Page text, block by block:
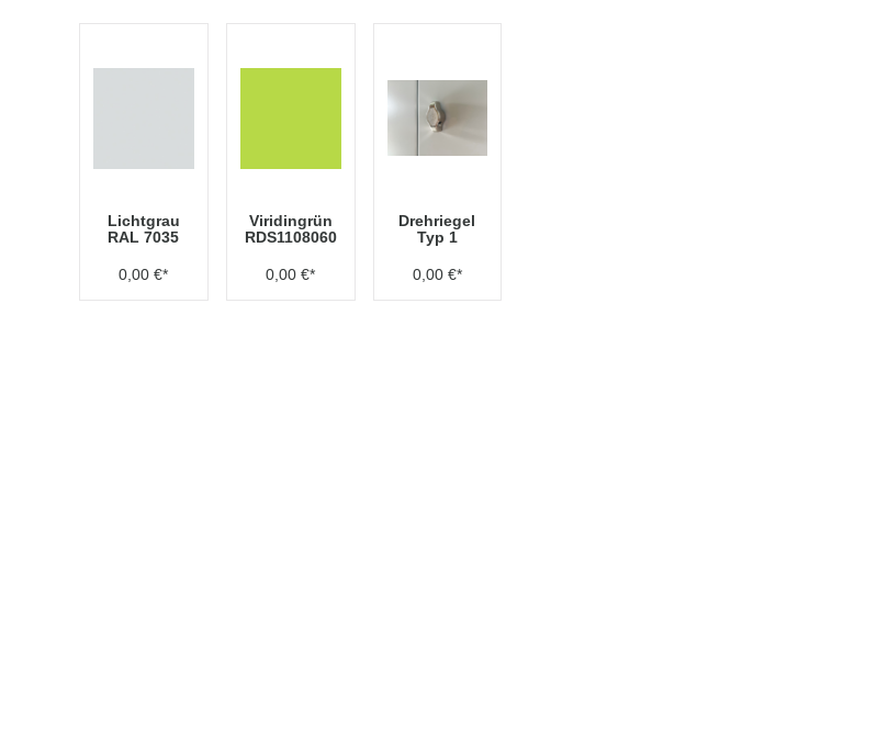
Lichtgrau
RAL 7035
0,00 €*
Viridingrün
RDS1108060
0,00 €*
Drehriegel
Typ 1
0,00 €*